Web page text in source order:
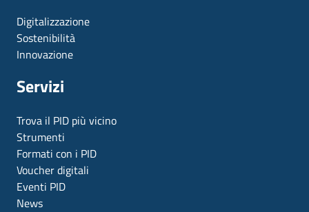
Digitalizzazione
Sostenibilità
Innovazione
Servizi
Trova il PID più vicino
Strumenti
Formati con i PID
Voucher digitali
Eventi PID
News